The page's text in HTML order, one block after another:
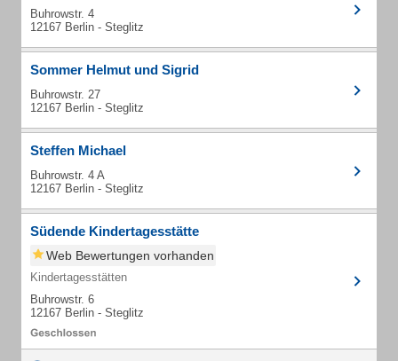
Buhrowstr. 4
12167 Berlin - Steglitz
Sommer Helmut und Sigrid
Buhrowstr. 27
12167 Berlin - Steglitz
Steffen Michael
Buhrowstr. 4 A
12167 Berlin - Steglitz
Südende Kindertagesstätte
Web Bewertungen vorhanden
Kindertagesstätten
Buhrowstr. 6
12167 Berlin - Steglitz